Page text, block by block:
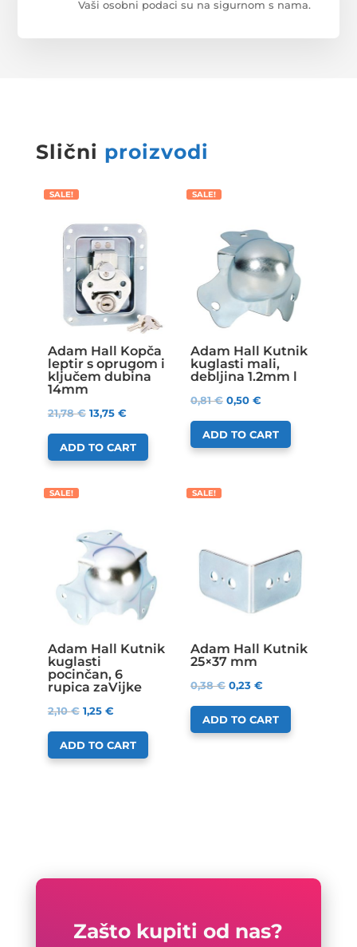
Vaši osobni podaci su na sigurnom s nama.
Slični proizvodi
SALE!
Adam Hall Kopča
leptir s oprugom i
ključem dubina
14mm
21,78€ 13,75 €
ADD TO CART
SALE!
Adam Hall Kutnik
kuglasti mali,
debljina 1.2mm l
0,81€ 0,50 €
ADD TO CART
SALE!
Adam Hall Kutnik
kuglasti
pocinčan, 6
rupica zaVijke
2,10€ 1,25 €
ADD TO CART
SALE!
Adam Hall Kutnik
25×37 mm
0,38€ 0,23 €
ADD TO CART
Zašto kupiti od nas?